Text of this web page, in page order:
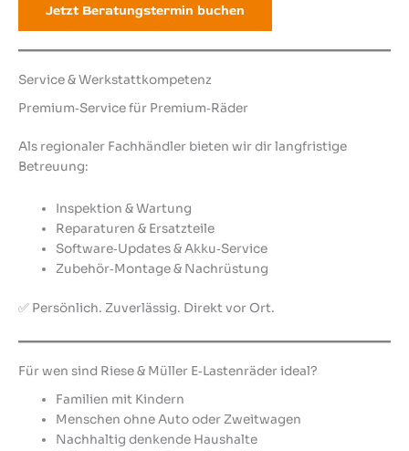
Jetzt Beratungstermin buchen
Service & Werkstattkompetenz
Premium‑Service für Premium‑Räder
Als regionaler Fachhändler bieten wir dir langfristige
Betreuung:
Inspektion & Wartung
Reparaturen & Ersatzteile
Software‑Updates & Akku‑Service
Zubehör‑Montage & Nachrüstung
✅ Persönlich. Zuverlässig. Direkt vor Ort.
Für wen sind Riese & Müller E‑Lastenräder ideal?
Familien mit Kindern
Menschen ohne Auto oder Zweitwagen
Nachhaltig denkende Haushalte